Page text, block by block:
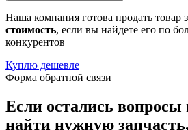
Наша компания готова продать товар
стоимость, если вы найдете его по
конкурентов
Куплю дешевле
Форма обратной связи
Если остались вопросы
найти нужную